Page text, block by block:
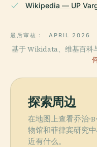
Wikipedia — UP
最后审核： APRIL 2026
基于 Wikidata、维基百科
探索周边
在地图上查看乔治
物馆和菲律宾研究
近有什么。